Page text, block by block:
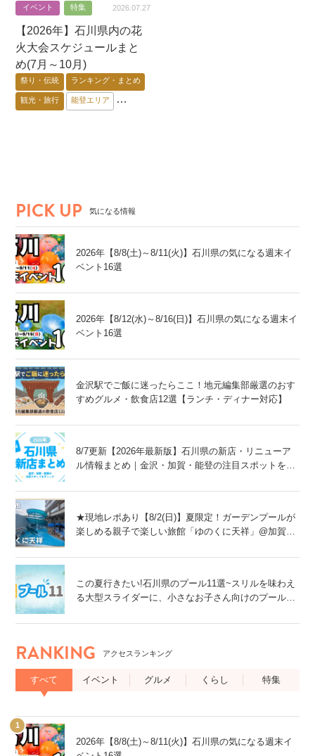
イベント 特集 2026.07.27
【2026年】石川県内の花
火大会スケジュールまと
め(7月～10月)
祭り・伝統 ランキング・まとめ
観光・旅行 能登エリア
PICK UP 気になる情報
2026年【8/8(土)～8/11(火)】石川県の気になる週末イ
ベント16選
2026年【8/12(水)～8/16(日)】石川県の気になる週末イ
ベント16選
金沢駅でご飯に迷ったらここ！地元編集部厳選のおす
すめグルメ・飲食店12選【ランチ・ディナー対応】
8/7更新【2026年最新版】石川県の新店・リニューア
ル情報まとめ｜金沢・加賀・能登の注目スポットをチ
★現地レポあり【8/2(日)】夏限定！ガーデンプールが
楽しめる親子で楽しい旅館「ゆのくに天祥」@加賀
この夏行きたい!石川県のプール11選~スリルを味わえ
る大型スライダーに、小さなお子さん向けのプール
RANKING アクセスランキング
すべて イベント グルメ くらし 特集
2026年【8/8(土)～8/11(火)】石川県の気になる週末イ